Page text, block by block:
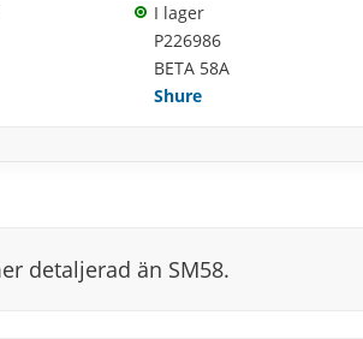
I lager
P226986
BETA 58A
Shure
detaljerad än SM58.